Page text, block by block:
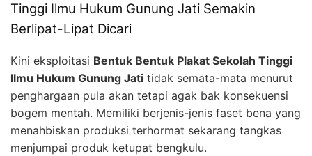
Tinggi Ilmu Hukum Gunung Jati Semakin
Berlipat-Lipat Dicari
Kini eksploitasi Bentuk Bentuk Plakat Sekolah Tinggi
Ilmu Hukum Gunung Jati tidak semata-mata menurut
penghargaan pula akan tetapi agak bak konsekuensi
bogem mentah. Memiliki berjenis-jenis faset bena yang
menahbiskan produksi terhormat sekarang tangkas
menjumpai produk ketupat bengkulu.